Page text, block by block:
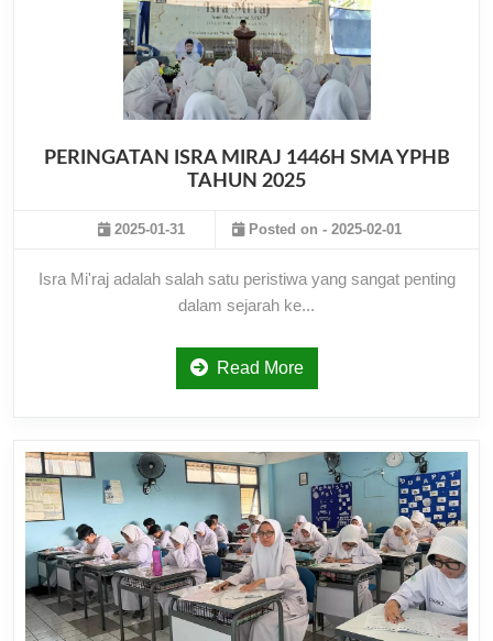
PERINGATAN ISRA MIRAJ 1446H SMA YPHB
TAHUN 2025
2025-01-31 Posted on - 2025-02-01
Isra Mi'raj adalah salah satu peristiwa yang sangat penting
dalam sejarah ke...
Read More